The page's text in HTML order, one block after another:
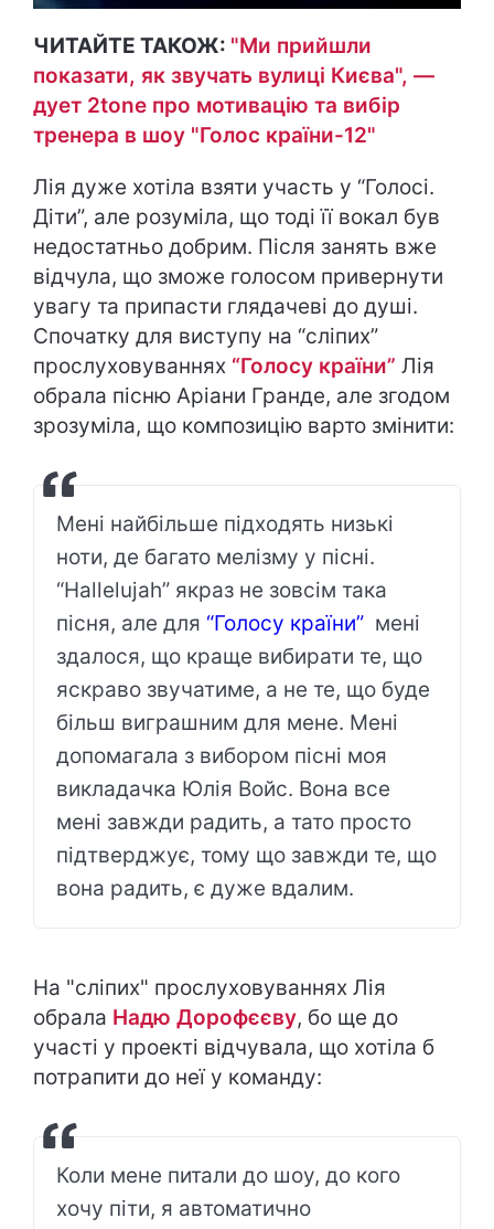
ЧИТАЙТЕ ТАКОЖ: "Ми прийшли
показати, як звучать вулиці Києва", —
дует 2tone про мотивацію та вибір
тренера в шоу "Голос країни-12"
Лія дуже хотіла взяти участь у “Голосі.
Діти”, але розуміла, що тоді її вокал був
недостатньо добрим. Після занять вже
відчула, що зможе голосом привернути
увагу та припасти глядачеві до душі.
Спочатку для виступу на “сліпих”
прослуховуваннях “Голосу країни” Лія
обрала пісню Аріани Гранде, але згодом
зрозуміла, що композицію варто змінити:
Мені найбільше підходять низькі
ноти, де багато мелізму у пісні.
“Hallelujah” якраз не зовсім така
пісня, але для “Голосу країни” мені
здалося, що краще вибирати те, що
яскраво звучатиме, а не те, що буде
більш виграшним для мене. Мені
допомагала з вибором пісні моя
викладачка Юлія Войс. Вона все
мені завжди радить, а тато просто
підтверджує, тому що завжди те, що
вона радить, є дуже вдалим.
На "сліпих" прослуховуваннях Лія
обрала Надю Дорофєєву, бо ще до
участі у проекті відчувала, що хотіла б
потрапити до неї у команду:
Коли мене питали до шоу, до кого
хочу піти, я автоматично